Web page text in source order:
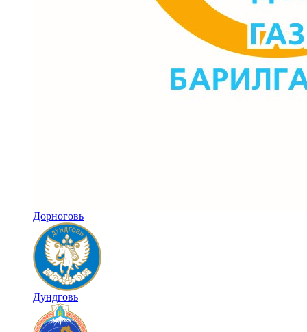
Дорноговь
Дундговь